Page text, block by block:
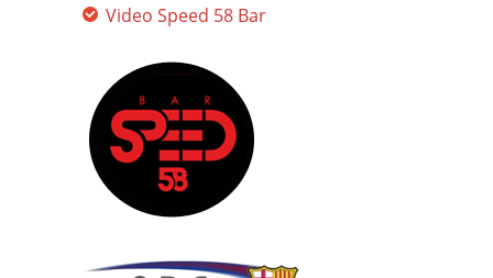
Video Speed 58 Bar